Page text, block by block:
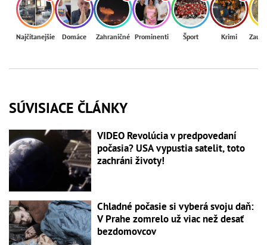
Najčítanejšie Domáce Zahraničné Prominenti Šport Krimi
SÚVISIACE ČLÁNKY
VIDEO Revolúcia v predpovedaní
počasia? USA vypustia satelit, toto
zachráni životy!
Chladné počasie si vyberá svoju daň:
V Prahe zomrelo už viac než desať
bezdomovcov